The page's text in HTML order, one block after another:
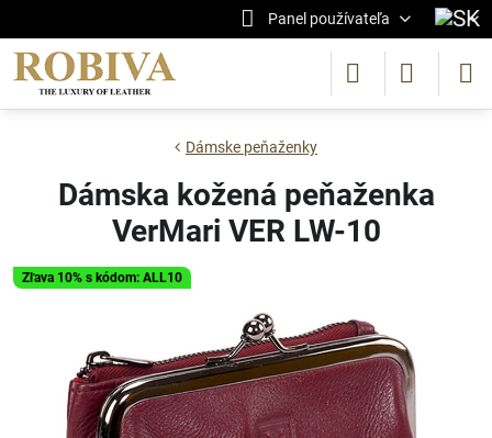
Panel používateľa
Zľava 10% s kódom: ALL10
Dámske peňaženky
Dámska kožená peňaženka
VerMari VER LW-10